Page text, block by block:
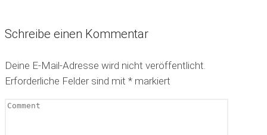
Schreibe einen Kommentar
Deine E-Mail-Adresse wird nicht veröffentlicht.
Erforderliche Felder sind mit * markiert